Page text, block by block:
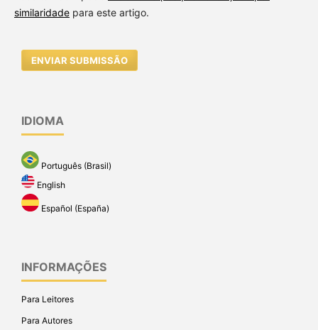
similaridadepara este artigo.
ENVIAR SUBMISSÃO
IDIOMA
Português (Brasil)
English
Español (España)
INFORMAÇÕES
Para Leitores
Para Autores